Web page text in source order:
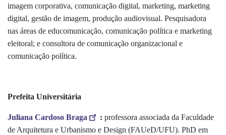
imagem corporativa, comunicação digital, marketing, marketing
digital, gestão de imagem, produção audiovisual. Pesquisadora
nas áreas de educomunicação, comunicação política e marketing
eleitoral; e consultora de comunicação organizacional e
comunicação política.
Prefeita Universitária
Juliana Cardoso Braga : professora associada da Faculdade
de Arquitetura e Urbanismo e Design (FAUeD/UFU). PhD em